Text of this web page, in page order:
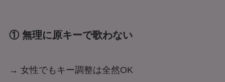
① 無理に原キーで歌わない
→ 女性でもキー調整は全然OK